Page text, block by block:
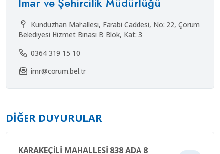
Kunduzhan Mahallesi, Farabi Caddesi, No: 22, Çorum
Belediyesi Hizmet Binası B Blok, Kat: 3
0364 319 15 10
imr@corum.bel.tr
DIĞER DUYURULAR
KARAKEÇİLİ MAHALLESİ 838 ADA 8